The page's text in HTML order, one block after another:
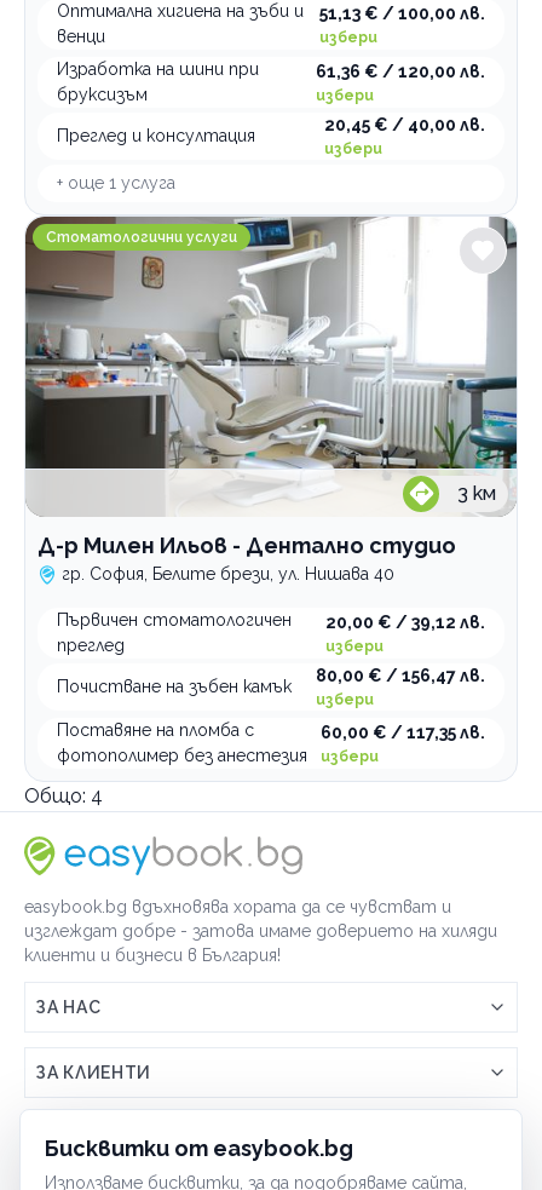
Бисквитки от easybook.bg
Използваме бисквитки, за да подобряваме сайта,
Оптимална хигиена на зъби и
венци
51,13 € / 100,00 лв.
избери
Изработка на шини при
бруксизъм
61,36 € / 120,00 лв.
избери
Преглед и консултация
20,45 € / 40,00 лв.
избери
+ още 1 услуга
Д-р Милен Ильов - Дентално студио
Стоматологични услуги
3 км
Д-р Милен Ильов - Дентално студио
гр. София, Белите брези, ул. Нишава 40
Първичен стоматологичен
преглед
20,00 € / 39,12 лв.
избери
Почистване на зъбен камък
80,00 € / 156,47 лв.
избери
Поставяне на пломба с
фотополимер без анестезия
60,00 € / 117,35 лв.
избери
Общо: 4
easybook.bg вдъхновява хората да се чувстват и
изглеждат добре - затова имаме доверието на хиляди
клиенти и бизнеси в България!
ЗА НАС
Връзка с easybook.bg
Как работи easybook
Често задавани въпроси
ЗА КЛИЕНТИ
Условия за ползване
ЗА ТЪРГОВЦИ